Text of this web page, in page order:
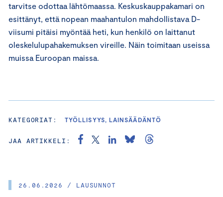
26.06.2026 / LAUSUNNOT
tarvitse odottaa lähtömaassa. Keskuskauppakamari on
esittänyt, että nopean maahantulon mahdollistava D-
viisumi pitäisi myöntää heti, kun henkilö on laittanut
oleskelulupahakemuksen vireille. Näin toimitaan useissa
muissa Euroopan maissa.
KATEGORIAT: TYÖLLISYYS, LAINSÄÄDÄNTÖ
JAA ARTIKKELI: